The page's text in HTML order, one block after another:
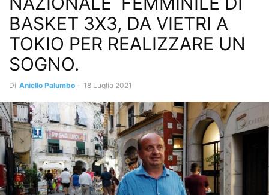
BASKET 3X3, DA VIETRI A
TOKIO PER REALIZZARE UN
SOGNO.
Di Aniello Palumbo - 18 Luglio 2021